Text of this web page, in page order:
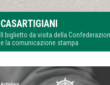
CASARTIGIANI
Il biglietto da visita della
e la comunicazione stampa